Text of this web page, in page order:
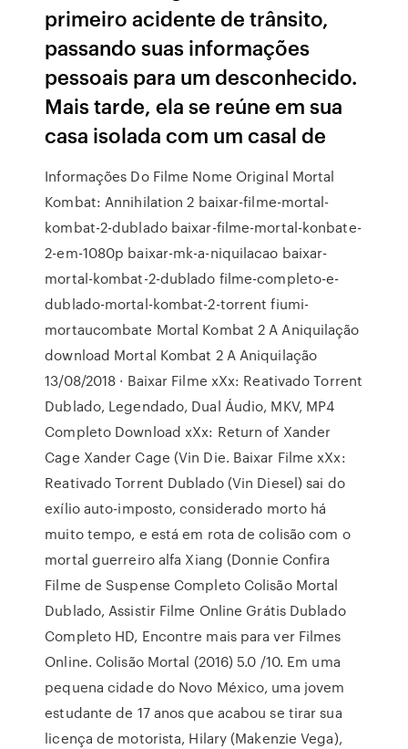
primeiro acidente de trânsito,
passando suas informações
pessoais para um desconhecido.
Mais tarde, ela se reúne em sua
casa isolada com um casal de
Informações Do Filme Nome Original Mortal
Kombat: Annihilation 2 baixar-filme-mortal-
kombat-2-dublado baixar-filme-mortal-konbate-
2-em-1080p baixar-mk-a-niquilacao baixar-
mortal-kombat-2-dublado filme-completo-e-
dublado-mortal-kombat-2-torrent fiumi-
mortaucombate Mortal Kombat 2 A Aniquilação
download Mortal Kombat 2 A Aniquilação
13/08/2018 · Baixar Filme xXx: Reativado Torrent
Dublado, Legendado, Dual Áudio, MKV, MP4
Completo Download xXx: Return of Xander
Cage Xander Cage (Vin Die. Baixar Filme xXx:
Reativado Torrent Dublado (Vin Diesel) sai do
exílio auto-imposto, considerado morto há
muito tempo, e está em rota de colisão com o
mortal guerreiro alfa Xiang (Donnie Confira
Filme de Suspense Completo Colisão Mortal
Dublado, Assistir Filme Online Grátis Dublado
Completo HD, Encontre mais para ver Filmes
Online. Colisão Mortal (2016) 5.0 /10. Em uma
pequena cidade do Novo México, uma jovem
estudante de 17 anos que acabou se tirar sua
licença de motorista, Hilary (Makenzie Vega),